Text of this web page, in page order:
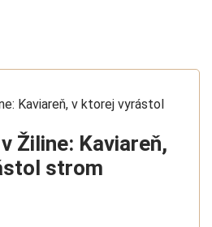
Žiline: Kaviareň,
strom